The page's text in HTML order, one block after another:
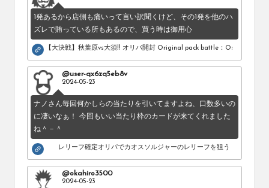
1発あるから店側も痛いって言い訳聞くけど、その1発を他のハ
ズレで賄っている所もあるので、買う時は御用心
【大決戦】秋葉原vs大須!! オリパ開封 Original pack battle：Osu vs
@user-qx6zq5eb8v
2024-05-23
ナノさん毎回何かしらの当たりを引いてますよね、口数多いの
に凄いなぁ！ 今回もいい当たり枠のカードが来てくれました
ね＾－＾
レリーフ確定オリパでカオスソルジャーのレリーフを狙う！
@okahiro3500
2024-05-23